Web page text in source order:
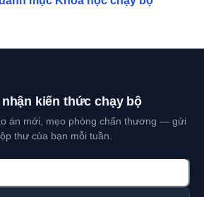
kiến thức chạy bộ
án mới, mẹo phòng chấn thương — gửi
thư của bạn mỗi tuần.